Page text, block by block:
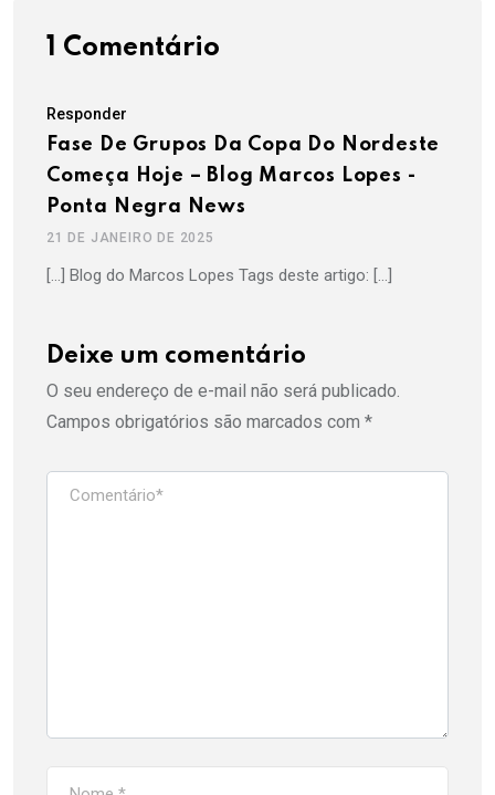
1 Comentário
Responder
Fase De Grupos Da Copa Do Nordeste
Começa Hoje – Blog Marcos Lopes -
Ponta Negra News
21 DE JANEIRO DE 2025
[…] Blog do Marcos Lopes Tags deste artigo: […]
Deixe um comentário
O seu endereço de e-mail não será publicado.
Campos obrigatórios são marcados com *